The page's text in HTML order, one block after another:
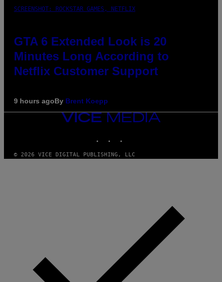
SCREENSHOT: ROCKSTAR GAMES, NETFLIX
GTA 6 Extended Look is 20
Minutes Long According to
Netflix Customer Support
9 hours agoBy Brent Koepp
VICE
MEDIA
© 2026 VICE DIGITAL PUBLISHING, LLC